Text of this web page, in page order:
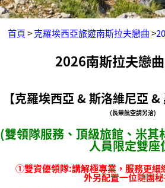
首頁>克羅埃西亞旅遊南斯拉夫戀曲>
2026南斯拉夫戀
【克羅埃西亞 & 斯洛維尼亞 &
(長榮航空請另洽)
(雙領隊服務、頂級旅館、米其
人員限定雙座
①雙資優領隊:講解極專業，服務更細
外另配置一位隨團